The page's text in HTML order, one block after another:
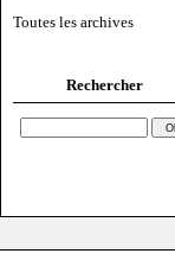
Toutes les archives
Rechercher